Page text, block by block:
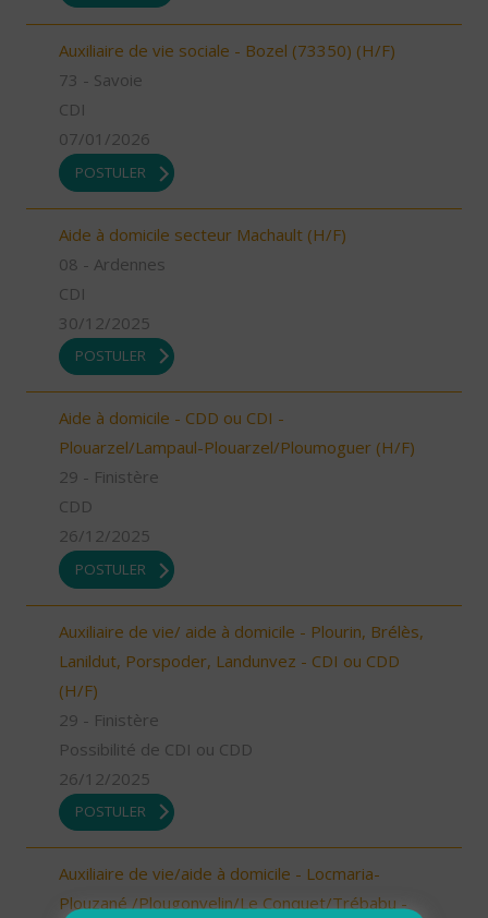
Auxiliaire de vie sociale - Bozel (73350) (H/F)
73 - Savoie
CDI
07/01/2026
POSTULER
Aide à domicile secteur Machault (H/F)
08 - Ardennes
CDI
30/12/2025
POSTULER
Aide à domicile - CDD ou CDI -
Plouarzel/Lampaul-Plouarzel/Ploumoguer (H/F)
29 - Finistère
CDD
26/12/2025
POSTULER
Auxiliaire de vie/ aide à domicile - Plourin, Brélès,
Lanildut, Porspoder, Landunvez - CDI ou CDD
(H/F)
29 - Finistère
Possibilité de CDI ou CDD
26/12/2025
POSTULER
Auxiliaire de vie/aide à domicile - Locmaria-
Plouzané /Plougonvelin/Le Conquet/Trébabu -